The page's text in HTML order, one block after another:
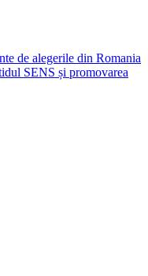
de alegerile din Romania
SENS și promovarea